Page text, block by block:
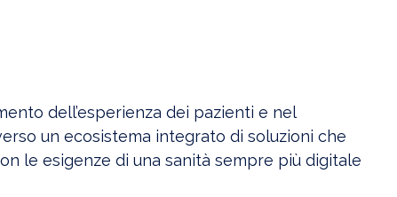
dell’esperienza dei pazienti e nel
un ecosistema integrato di soluzioni che
le esigenze di una sanità sempre più digitale